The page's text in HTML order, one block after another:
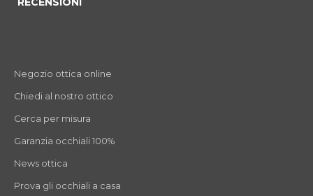
Negozio ottica online
Chiedi al nostro ottico
Cerca per misura
Garanzia occhiali 100%
News ottica
Prova gli occhiali a casa